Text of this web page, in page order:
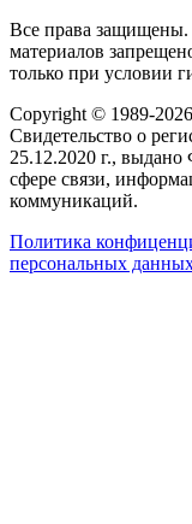
Все права защищены.
материалов
только при условии
Copyright © 1989-
Свидетельство о
25.12.2020 г.,
сфере связи,
коммуникаций.
Политика
персональных